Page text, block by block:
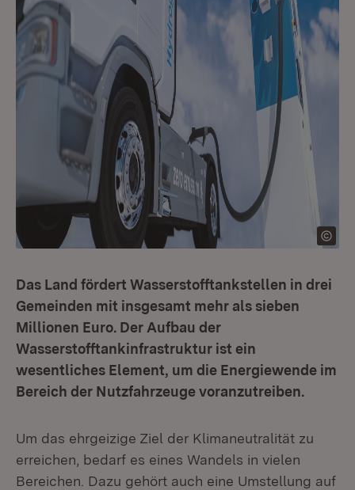
Das Land fördert Wasserstofftankstellen in drei
Gemeinden mit insgesamt mehr als sieben
Millionen Euro. Der Aufbau der
Wasserstofftankinfrastruktur ist ein
wesentliches Element, um die Energiewende im
Bereich der Nutzfahrzeuge voranzutreiben.
Um das ehrgeizige Ziel der Klimaneutralität zu
erreichen, bedarf es eines Wandels in vielen
Bereichen. Dazu gehört auch eine Umstellung auf